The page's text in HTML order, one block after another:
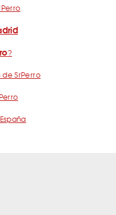
?
SrPerro